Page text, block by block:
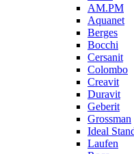
AM.PM
Aquanet
Berges
Bocchi
Cersanit
Colombo
Creavit
Duravit
Geberit
Grossman
Ideal
Laufen